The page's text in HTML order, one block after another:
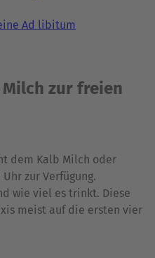
Ad libitum
zur freien
dem Kalb Milch oder
zur Verfügung.
wie viel es trinkt. Diese
meist auf die ersten vier